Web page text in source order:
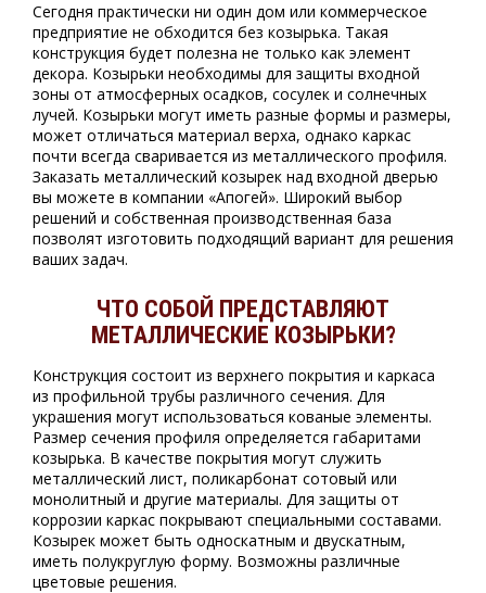
Сегодня практически ни один дом или коммерческое
предприятие не обходится без козырька. Такая
конструкция будет полезна не только как элемент
декора. Козырьки необходимы для защиты входной
зоны от атмосферных осадков, сосулек и солнечных
лучей. Козырьки могут иметь разные формы и размеры,
может отличаться материал верха, однако каркас
почти всегда сваривается из металлического профиля.
Заказать металлический козырек над входной дверью
вы можете в компании «Апогей». Широкий выбор
решений и собственная производственная база
позволят изготовить подходящий вариант для решения
ваших задач.
ЧТО СОБОЙ ПРЕДСТАВЛЯЮТ
МЕТАЛЛИЧЕСКИЕ КОЗЫРЬКИ?
Конструкция состоит из верхнего покрытия и каркаса
из профильной трубы различного сечения. Для
украшения могут использоваться кованые элементы.
Размер сечения профиля определяется габаритами
козырька. В качестве покрытия могут служить
металлический лист, поликарбонат сотовый или
монолитный и другие материалы. Для защиты от
коррозии каркас покрывают специальными составами.
Козырек может быть односкатным и двускатным,
иметь полукруглую форму. Возможны различные
цветовые решения.